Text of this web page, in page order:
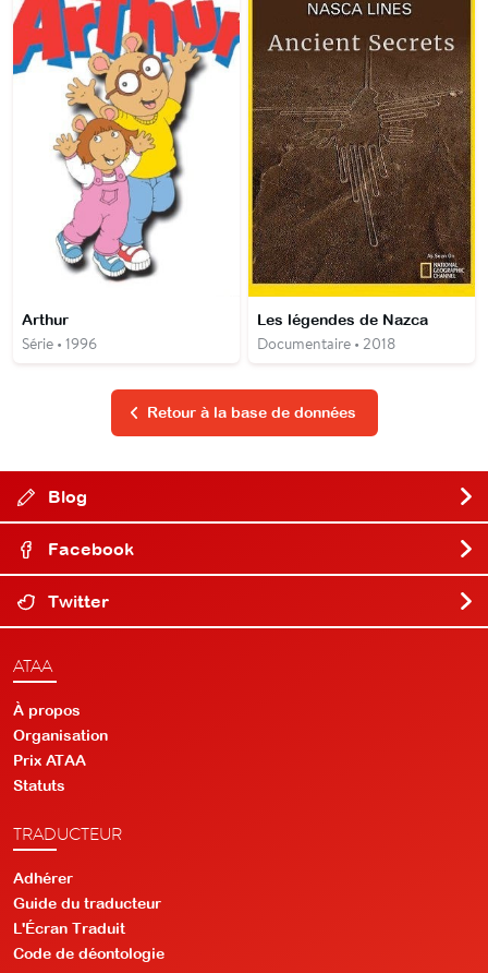
Arthur
Série • 1996
Les légendes de Nazca
Documentaire • 2018
Retour à la base de données
Blog
Facebook
Twitter
ATAA
À propos
Organisation
Prix ATAA
Statuts
TRADUCTEUR
Adhérer
Guide du traducteur
L'Écran Traduit
Code de déontologie